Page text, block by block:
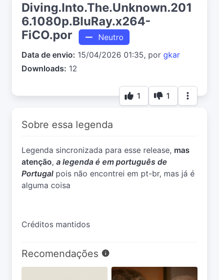
Diving.Into.The.Unknown.201
6.1080p.BluRay.x264-
FiCO.por
Neutro
Data de envio: 15/04/2026 01:35, por gkar
Downloads: 12
1 1
Sobre essa legenda
Legenda sincronizada para esse release, mas
atenção, a legenda é em português de
Portugalpois não encontrei em pt-br, mas já é
alguma coisa
Créditos mantidos
Recomendações